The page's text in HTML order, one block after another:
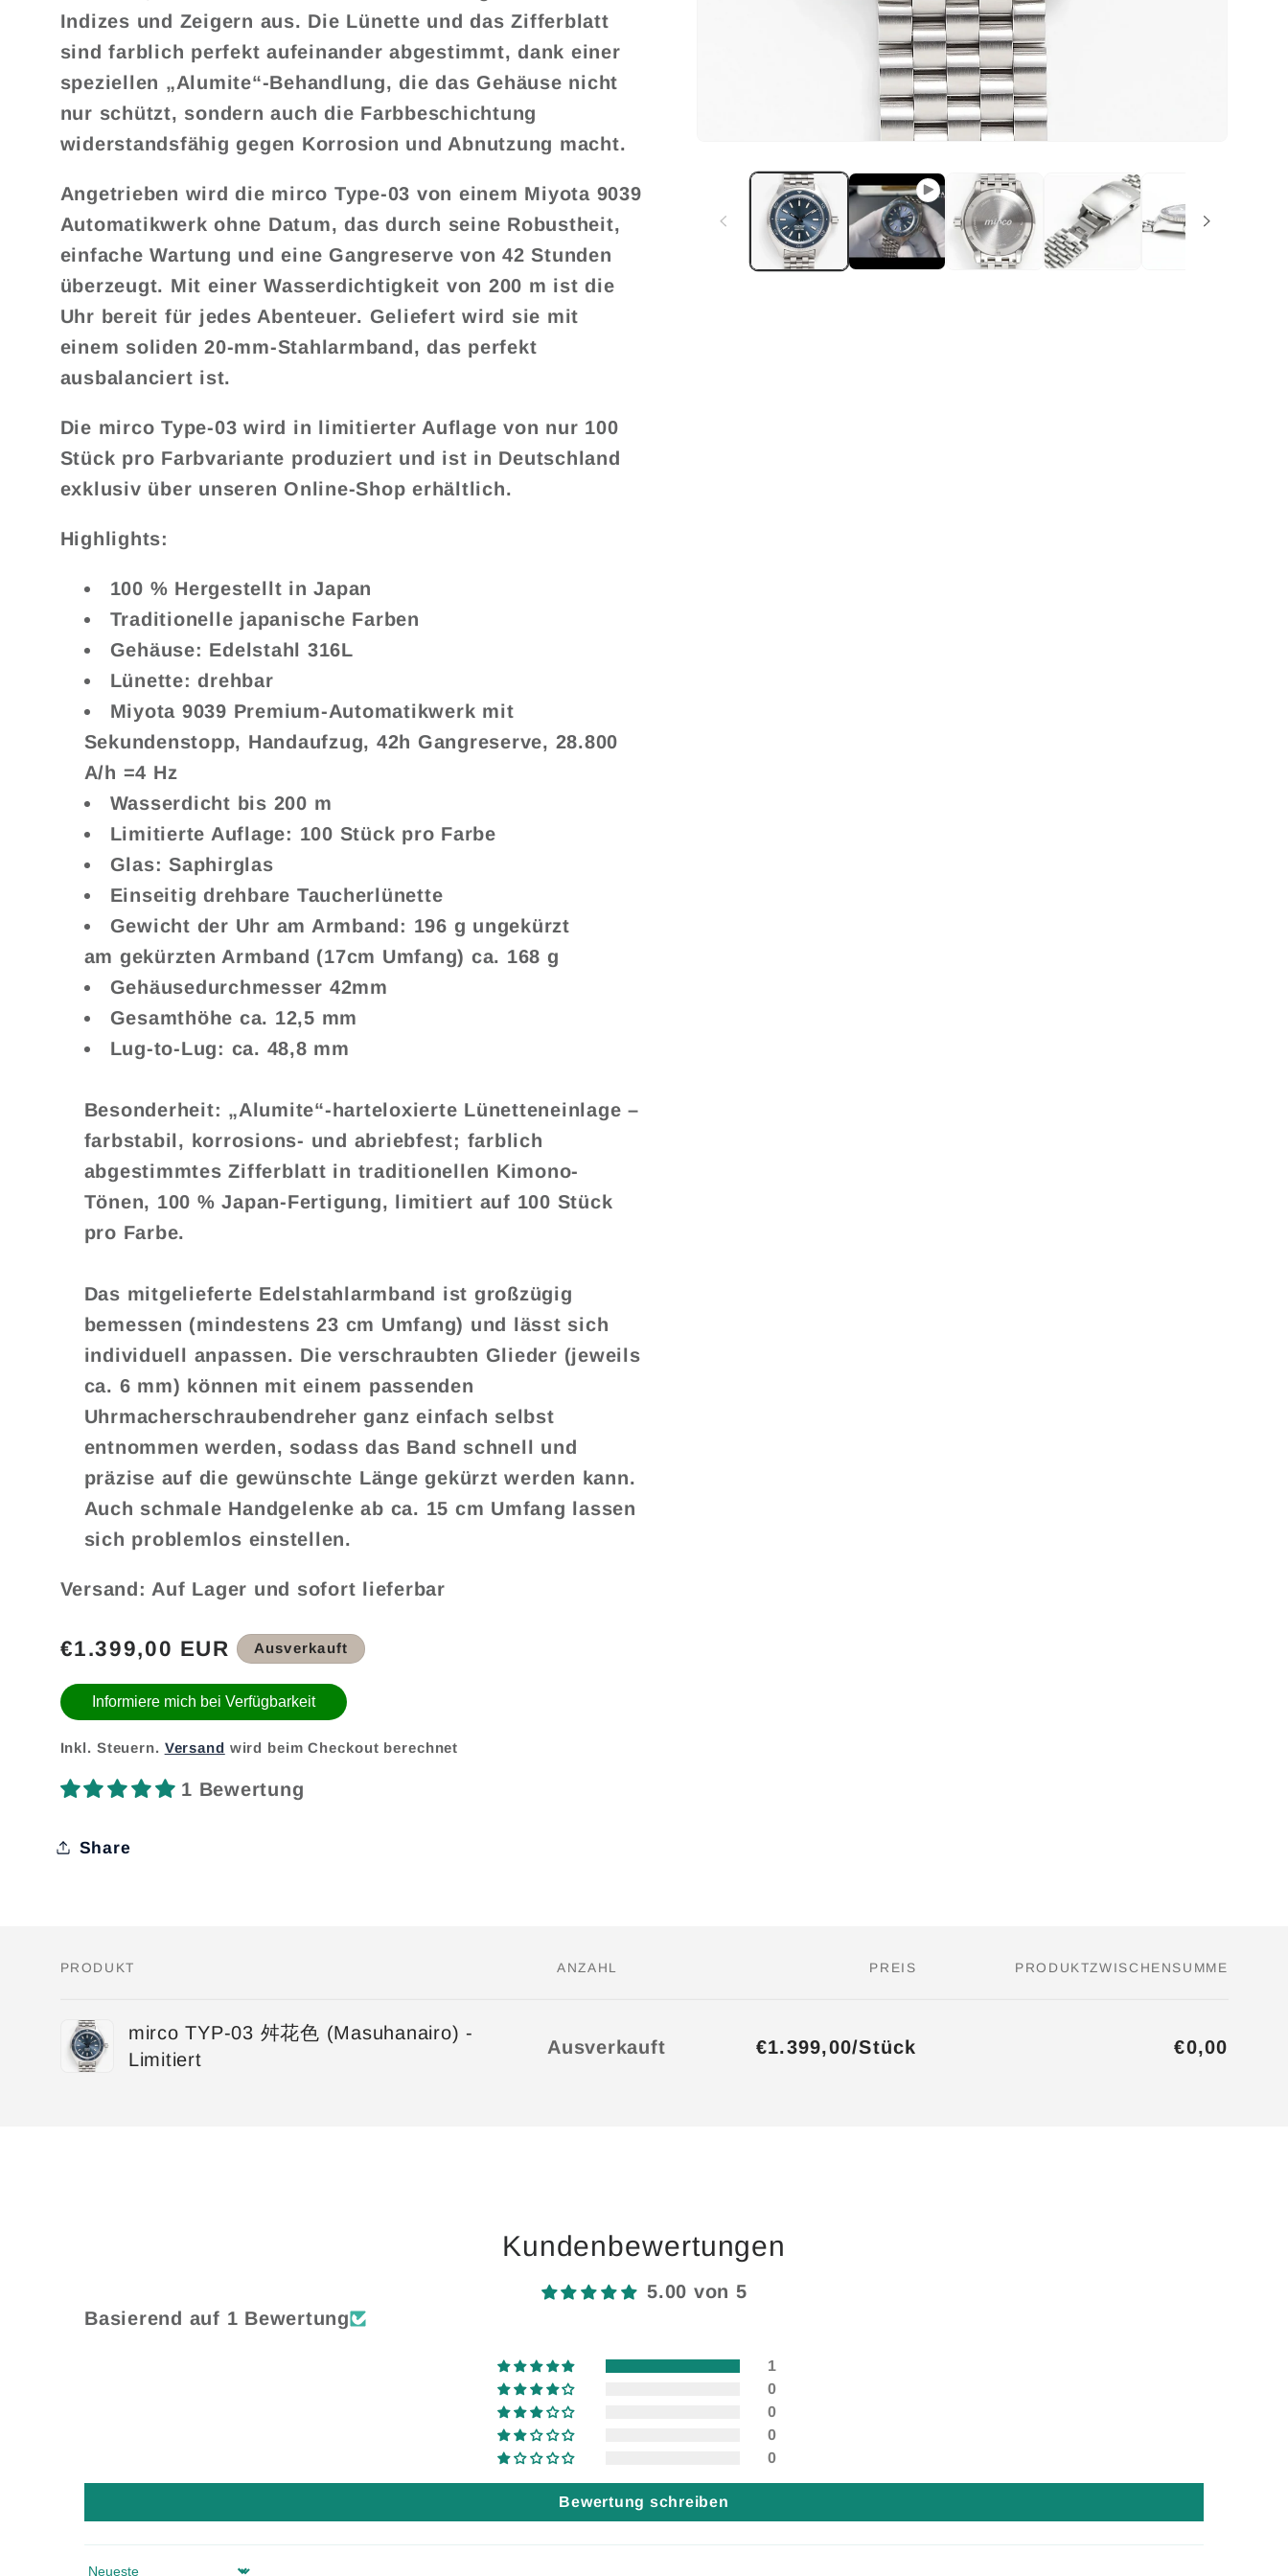
Indizes und Zeigern aus. Die Lünette und das Zifferblatt
sind farblich perfekt aufeinander abgestimmt, dank einer
speziellen „Alumite“-Behandlung, die das Gehäuse nicht
nur schützt, sondern auch die Farbbeschichtung
widerstandsfähig gegen Korrosion und Abnutzung macht.
Angetrieben wird die mirco Type-03 von einem Miyota 9039
Automatikwerk ohne Datum, das durch seine Robustheit,
einfache Wartung und eine Gangreserve von 42 Stunden
überzeugt. Mit einer Wasserdichtigkeit von 200 m ist die
Uhr bereit für jedes Abenteuer. Geliefert wird sie mit
einem soliden 20-mm-Stahlarmband, das perfekt
ausbalanciert ist.
Die mirco Type-03 wird in limitierter Auflage von nur 100
Stück pro Farbvariante produziert und ist in Deutschland
exklusiv über unseren Online-Shop erhältlich.
Highlights:
100 % Hergestellt in Japan
Traditionelle japanische Farben
Gehäuse: Edelstahl 316L
Lünette: drehbar
Miyota 9039 Premium-Automatikwerk mit
Sekundenstopp, Handaufzug, 42h Gangreserve, 28.800
A/h =4 Hz
Wasserdicht bis 200 m
Limitierte Auflage: 100 Stück pro Farbe
Glas: Saphirglas
Einseitig drehbare Taucherlünette
Gewicht der Uhr am Armband: 196 g ungekürzt
am gekürzten Armband (17cm Umfang) ca. 168 g
Gehäusedurchmesser 42mm
Gesamthöhe ca. 12,5 mm
Lug-to-Lug: ca. 48,8 mm
Besonderheit: „Alumite“-harteloxierte Lünetteneinlage –
farbstabil, korrosions- und abriebfest; farblich
abgestimmtes Zifferblatt in traditionellen Kimono-
Tönen, 100 % Japan-Fertigung, limitiert auf 100 Stück
pro Farbe.
Das mitgelieferte Edelstahlarmband ist großzügig
bemessen (mindestens 23 cm Umfang) und lässt sich
individuell anpassen. Die verschraubten Glieder (jeweils
ca. 6 mm) können mit einem passenden
Uhrmacherschraubendreher ganz einfach selbst
entnommen werden, sodass das Band schnell und
präzise auf die gewünschte Länge gekürzt werden kann.
Auch schmale Handgelenke ab ca. 15 cm Umfang lassen
sich problemlos einstellen.
Versand: Auf Lager und sofort lieferbar
Normaler
Preis
€1.399,00 EUR Ausverkauft
Informiere mich bei Verfügbarkeit
Inkl. Steuern. Versand wird beim Checkout berechnet
1 Bewertung
Share
Warenkorb
PRODUKT ANZAHL PREIS PRODUKTZWISCHENSUMME
mirco TYP-03 舛花色 (Masuhanairo) -
Limitiert
Anzahl
Ausverkauft €1.399,00/Stück €0,00
Kundenbewertungen
5.00 von 5
Basierend auf 1 Bewertung
1
0
0
0
0
Bewertung schreiben